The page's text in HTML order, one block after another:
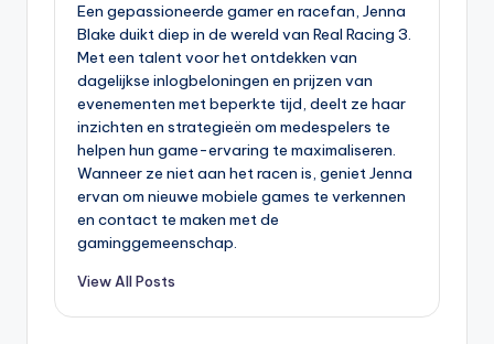
Een gepassioneerde gamer en racefan, Jenna
Blake duikt diep in de wereld van Real Racing 3.
Met een talent voor het ontdekken van
dagelijkse inlogbeloningen en prijzen van
evenementen met beperkte tijd, deelt ze haar
inzichten en strategieën om medespelers te
helpen hun game-ervaring te maximaliseren.
Wanneer ze niet aan het racen is, geniet Jenna
ervan om nieuwe mobiele games te verkennen
en contact te maken met de
gaminggemeenschap.
View All Posts